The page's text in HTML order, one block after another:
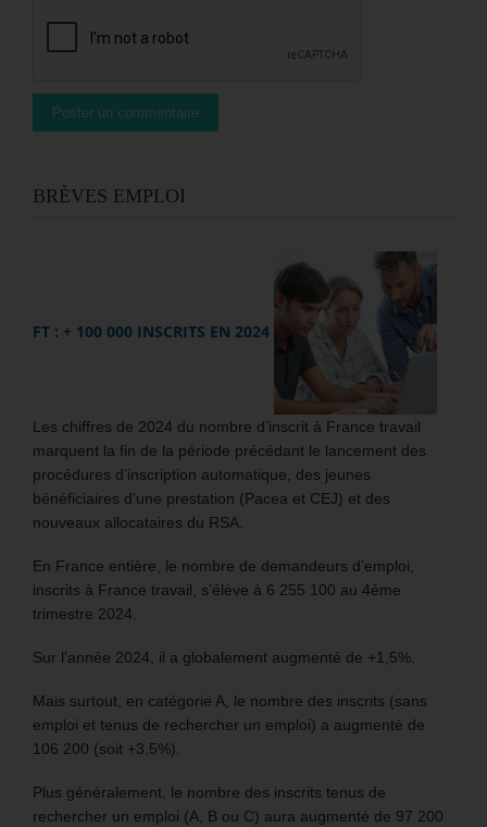
BRÈVES EMPLOI
FT : + 100 000 INSCRITS EN 2024
Les chiffres de 2024 du nombre d’inscrit à France travail
marquent la fin de la période précédant le lancement des
procédures d’inscription automatique, des jeunes
bénéficiaires d’une prestation (Pacea et CEJ) et des
nouveaux allocataires du RSA.
En France entière, le nombre de demandeurs d’emploi,
inscrits à France travail, s’élève à 6 255 100 au 4ème
trimestre 2024.
Sur l’année 2024, il a globalement augmenté de +1,5%.
Mais surtout, en catégorie A, le nombre des inscrits (sans
emploi et tenus de rechercher un emploi) a augmenté de
106 200 (soit +3,5%).
Plus généralement, le nombre des inscrits tenus de
rechercher un emploi (A, B ou C) aura augmenté de 97 200